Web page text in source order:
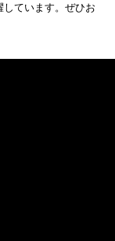
ています。ぜひお